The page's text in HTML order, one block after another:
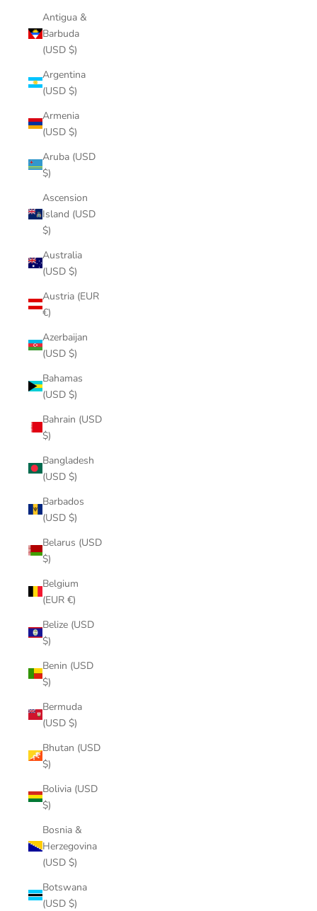
Antigua &
Barbuda
(USD $)
Argentina
(USD $)
Armenia
(USD $)
Aruba (USD
$)
Ascension
Island (USD
$)
Australia
(USD $)
Austria (EUR
€)
Azerbaijan
(USD $)
Bahamas
(USD $)
Bahrain (USD
$)
Bangladesh
(USD $)
Barbados
(USD $)
Belarus (USD
$)
Belgium
(EUR €)
Belize (USD
$)
Benin (USD
$)
Bermuda
(USD $)
Bhutan (USD
$)
Bolivia (USD
$)
Bosnia &
Herzegovina
(USD $)
Botswana
(USD $)